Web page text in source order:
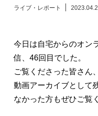
日々のレポート
プロフィール
演奏依頼
ライブ・レポート
今日は自宅からのオン
信、46回目でした。
ご覧くださった皆さん
動画アーカイブとして
なかった方もぜひご覧